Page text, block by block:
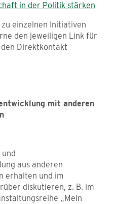
in der Politik stärken
einzelnen Initiativen
den jeweiligen Link für
Direktkontakt
mit anderen
aus anderen
erhalten und im
diskutieren, z. B. im
„Mein